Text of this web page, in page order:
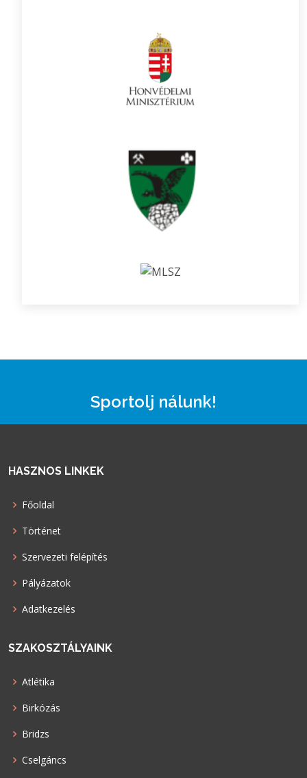
Sportolj nálunk!
HASZNOS LINKEK
Főoldal
Történet
Szervezeti felépítés
Pályázatok
Adatkezelés
SZAKOSZTÁLYAINK
Atlétika
Birkózás
Bridzs
Cselgáncs